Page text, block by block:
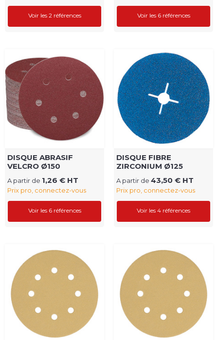
Voir les 2 références Voir les 6 références
DISQUE ABRASIF
VELCRO Ø150
A partir de 1,26 € HT
Prix pro, connectez-vous
Voir les 6 références
DISQUE FIBRE
ZIRCONIUM Ø125
A partir de 43,50 € HT
Prix pro, connectez-vous
Voir les 4 références